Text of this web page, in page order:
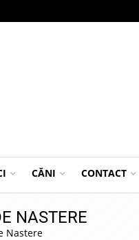
CĂNI CONTACT
NASTERE
Nastere